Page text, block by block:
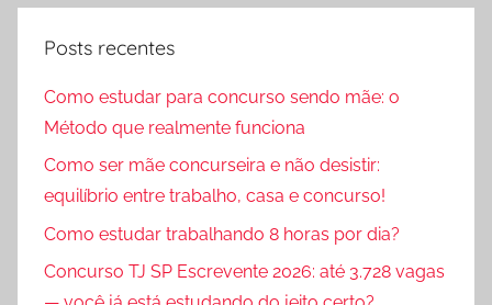
Posts recentes
Como estudar para concurso sendo mãe: o
Método que realmente funciona
Como ser mãe concurseira e não desistir:
equilíbrio entre trabalho, casa e concurso!
Como estudar trabalhando 8 horas por dia?
Concurso TJ SP Escrevente 2026: até 3.728 vagas